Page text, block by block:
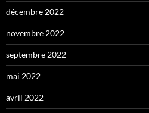
décembre 2022
novembre 2022
septembre 2022
mai 2022
avril 2022